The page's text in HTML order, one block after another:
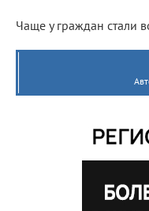
Чаще у граждан стали